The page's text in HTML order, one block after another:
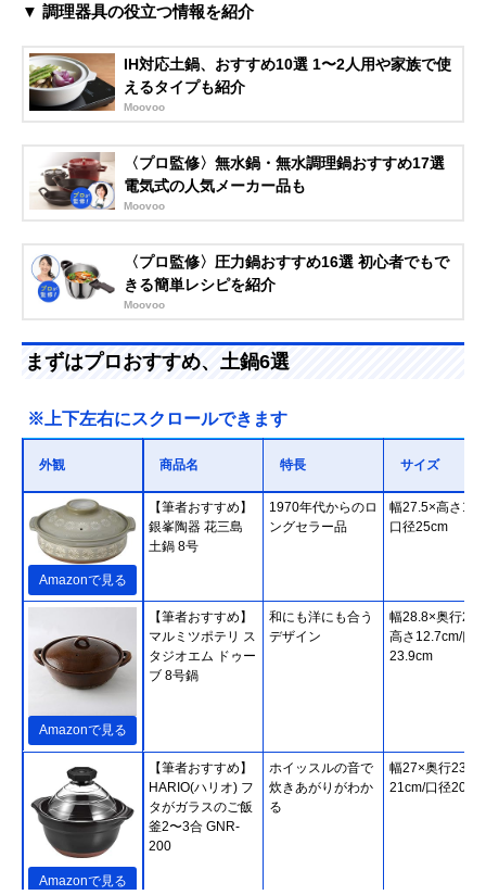
▼ 調理器具の役立つ情報を紹介
IH対応土鍋、おすすめ10選 1〜2人用や家族で使
えるタイプも紹介
Moovoo
〈プロ監修〉無水鍋・無水調理鍋おすすめ17選
電気式の人気メーカー品も
Moovoo
〈プロ監修〉圧力鍋おすすめ16選 初心者でもで
きる簡単レシピを紹介
Moovoo
まずはプロおすすめ、土鍋6選
※上下左右にスクロールできます
外観 商品名 特長 サイズ
Amazonで見る
【筆者おすすめ】
銀峯陶器 花三島
土鍋 8号
1970年代からのロ
ングセラー品
幅27.5×高さ
口径25cm
Amazonで見る
【筆者おすすめ】
マルミツポテリ ス
タジオエム ドゥー
ブ 8号鍋
和にも洋にも合う
デザイン
幅28.8×奥行
高さ12.7cm/口
23.9cm
Amazonで見る
【筆者おすすめ】
HARIO(ハリオ) フ
タがガラスのご飯
釜2〜3合 GNR-
200
ホイッスルの音で
炊きあがりがわか
る
幅27×奥行23×高
21cm/口径20cm